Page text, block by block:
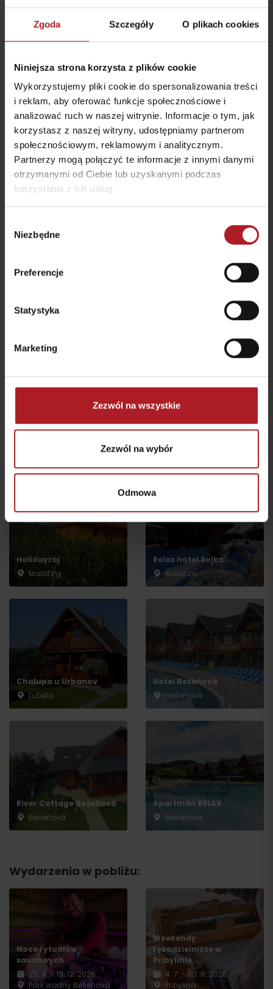
Zgoda Szczegóły O plikach cookies
Niniejsza strona korzysta z plików cookie
Wykorzystujemy pliki cookie do spersonalizowania treści
i reklam, aby oferować funkcje społecznościowe i
analizować ruch w naszej witrynie. Informacje o tym, jak
korzystasz z naszej witryny, udostępniamy partnerom
społecznościowym, reklamowym i analitycznym.
Partnerzy mogą połączyć te informacje z innymi danymi
otrzymanymi od Ciebie lub uzyskanymi podczas
korzystania z ich usług.
zgody
Niezbędne
Preferencje
Statystyka
Marketing
Zezwól na wszystkie
Zezwól na wybór
Odmowa
Atrakcje i relaks w pobliżu:
Wellness Sojka
Trawertyny Sliač
Liptovské Sliače
Bešeňová
Trawertyny
Beszeniowskie
Všetky zážitky a relax
Holidayraj
Malatíny
Relax hotel Sojka
Malatíny
Chalupa u Urbanov
Ľubeľa
Hotel Bešeňová
Bešeňová
River Cottage Bešeňová
Bešeňová
Apartmán RELAX
Bešeňová
Wydarzenia w pobliżu:
Noce rytuałów
saunowych
25. 4. - 19. 12. 2026
Park wodny Bešeňová
Weekendy
rękodzielnicze w
Pribylinie
4. 7. - 30. 8. 2026
Pribylina
Wyjazd